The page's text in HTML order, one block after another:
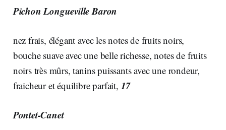
Pichon Longueville Baron
nez frais, élégant avec les notes de fruits noirs,
bouche suave avec une belle richesse, notes de fruits
noirs très mûrs, tanins puissants avec une rondeur,
fraicheur et équilibre parfait, 17
Pontet-Canet